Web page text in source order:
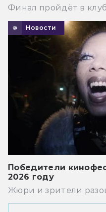
Финал пройдёт в
Новости
Победители
2026 году
Жюри и зрители